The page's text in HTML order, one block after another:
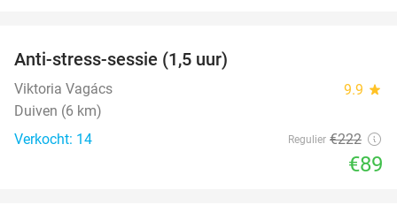
Anti-stress-sessie (1,5 uur)
Viktoria Vagács 9.9 star
Duiven (6 km)
Verkocht: 14
Regulier €222
€89